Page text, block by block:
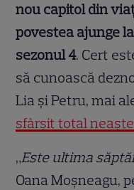
nou capitol din
povestea ajunge
sezonul 4. Cert
să cunoască
Lia și Petru, mai
sfârșit total
„Este ultima
Oana Moșneagu,